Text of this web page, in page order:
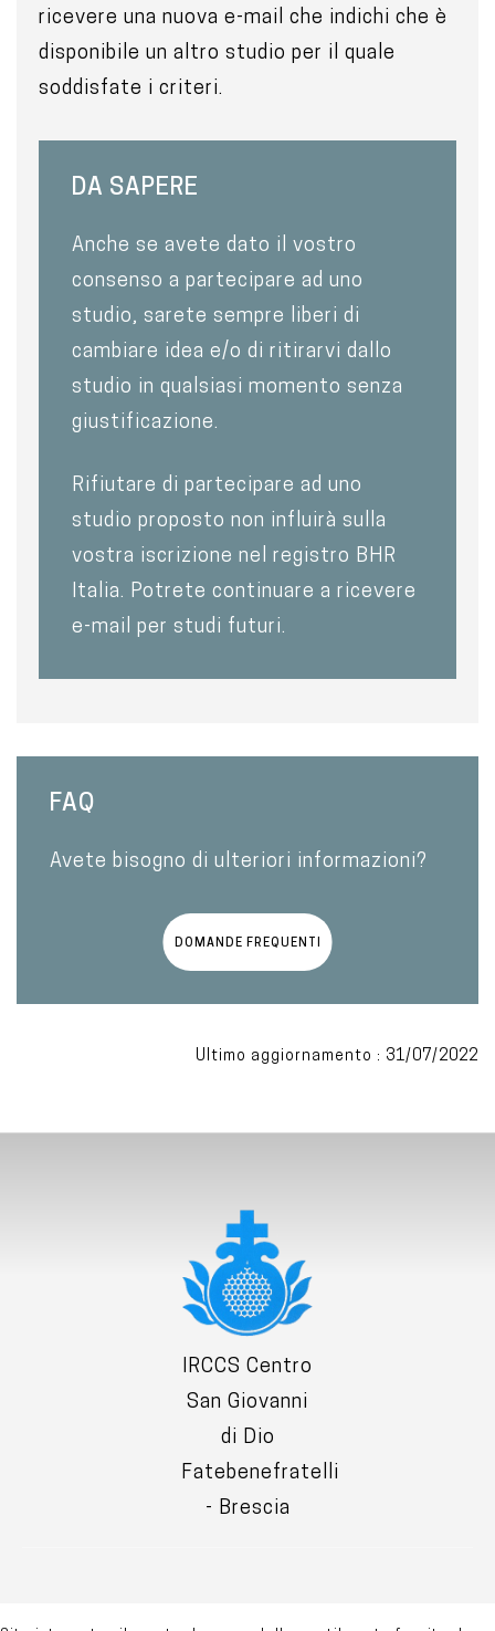
ricevere una nuova e-mail che indichi che è
disponibile un altro studio per il quale
soddisfate i criteri.
DA SAPERE
Anche se avete dato il vostro
consenso a partecipare ad uno
studio, sarete sempre liberi di
cambiare idea e/o di ritirarvi dallo
studio in qualsiasi momento senza
giustificazione.
Rifiutare di partecipare ad uno
studio proposto non influirà sulla
vostra iscrizione nel registro BHR
Italia. Potrete continuare a ricevere
e-mail per studi futuri.
FAQ
Avete bisogno di ulteriori informazioni?
DOMANDE FREQUENTI
Ultimo aggiornamento : 31/07/2022
IRCCS Centro
San Giovanni
di Dio
Fatebenefratelli
- Brescia